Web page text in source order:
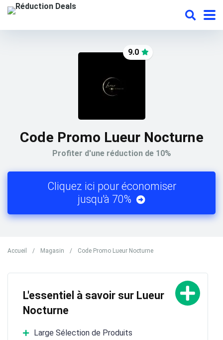
9.0
Code Promo Lueur Nocturne
Profiter d'une réduction de 10%
Cliquez ici pour économiser
jusqu'à 70%
Accueil / Magasin / Code Promo Lueur Nocturne
L'essentiel à savoir sur Lueur
Nocturne
Large Sélection de Produits